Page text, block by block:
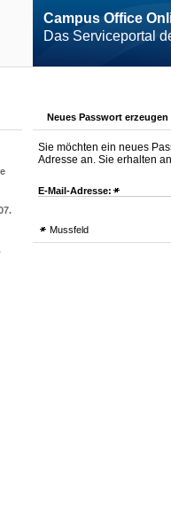
Campus Office
Das Serviceportal
Neues Passwort erzeugen
Sie möchten ein neues
Adresse an. Sie erhalten
E-Mail-Adresse:
Mussfeld